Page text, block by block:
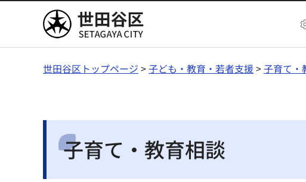
世田谷区
世田谷区トップページ >子ども・教育・若者支援>子育て・
子育て・教育相談